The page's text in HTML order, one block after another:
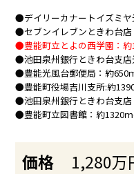
●デイリーカナートイズミ
●セブンイレブンときわ台店
●豊能町立とよの西学園：約
●池田泉州銀行ときわ台支
●豊能光風台郵便局：約650
●豊能町役場吉川支所:約
●池田泉州銀行ときわ台支店
●豊能町立図書館：約1320
価格 1,280万